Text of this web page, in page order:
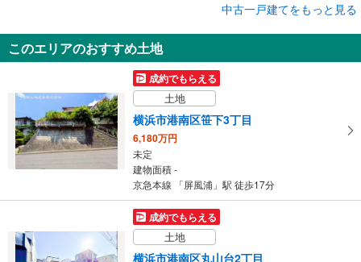
横浜市港南区上永谷5丁目
2,250万円
5LDK
建物面積 132.48m
中古一戸建てをもっと見る
このエリアのおすすめ土地
成約でもらえる
土地
横浜市港南区笹下3丁目
6,180万円
未定
建物面積 -
京急本線 「屏風浦」駅 徒歩17分
成約でもらえる
土地
横浜市港南区丸山台2丁目